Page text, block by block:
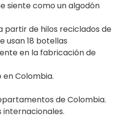
siente como un algodón
partir de hilos reciclados de
usan 18 botellas
en la fabricación de
en Colombia.
de Colombia.
internacionales.